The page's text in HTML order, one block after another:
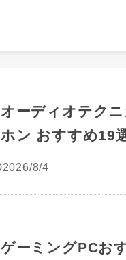
オーディオテク
ホン おすすめ19
2026/8/4
ゲーミングPCお